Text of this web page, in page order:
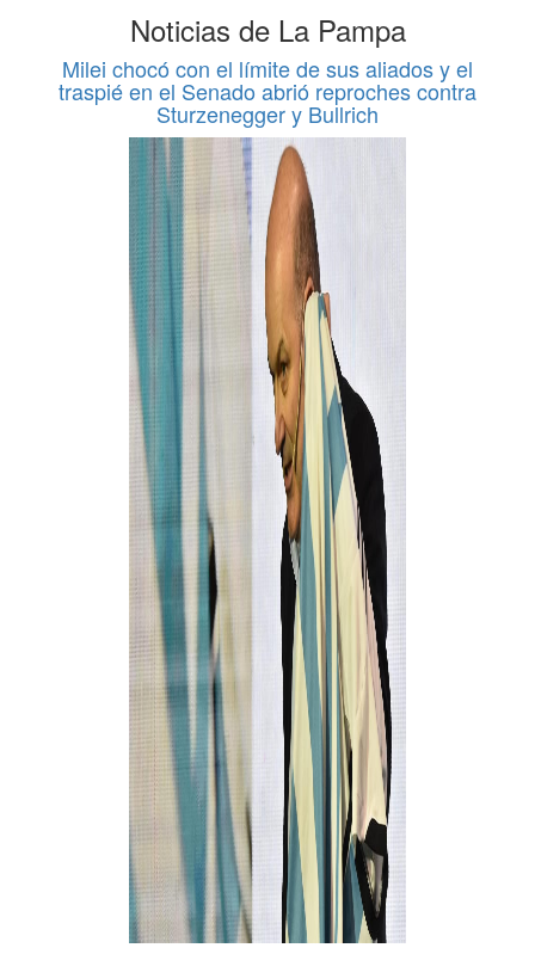
Noticias de La Pampa
Milei chocó con el límite de sus aliados y el
traspié en el Senado abrió reproches contra
Sturzenegger y Bullrich